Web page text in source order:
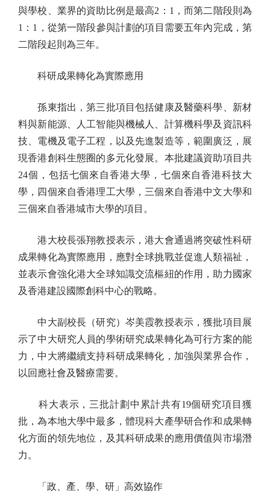
與學校、業界的資助比例是最高2：1，而第二階段則為
1：1，從第一階段參與計劃的項目需要五年內完成，第
二階段起則為三年。
科研成果轉化為實際應用
孫東指出，第三批項目包括健康及醫藥科學、新材
料與新能源、人工智能與機械人、計算機科學及資訊科
技、電機及電子工程，以及先進製造等，範圍廣泛，展
現香港創科生態圈的多元化發展。本批建議資助項目共
24個，包括七個來自香港大學，七個來自香港科技大
學，四個來自香港理工大學，三個來自香港中文大學和
三個來自香港城市大學的項目。
港大校長張翔教授表示，港大會通過將突破性科研
成果轉化為實際應用，應對全球挑戰並促進人類福祉，
並表示會強化港大全球知識交流樞紐的作用，助力國家
及香港建設國際創科中心的戰略。
中大副校長（研究）岑美霞教授表示，獲批項目展
示了中大研究人員的學術研究成果轉化為可行方案的能
力，中大將繼續支持科研成果轉化，加強與業界合作，
以回應社會及醫療需要。
科大表示，三批計劃中累計共有19個研究項目獲
批，為本地大學中最多，體現科大產學研合作和成果轉
化方面的領先地位，及其科研成果的應用價值與市場潛
力。
「政、產、學、研」高效協作